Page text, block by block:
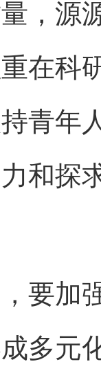
，源
在科
青年
和探
加强
多元